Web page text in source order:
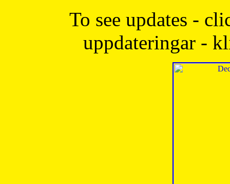
To see updates -
uppdateringar -